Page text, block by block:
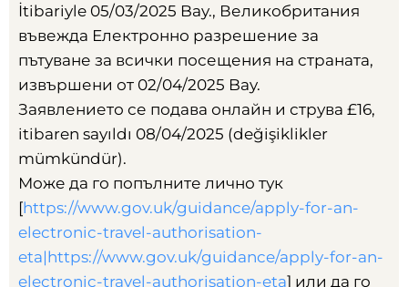
İtibariyle 05/03/2025 Bay., Великобритания
въвежда Електронно разрешение за
пътуване за всички посещения на страната,
извършени от 02/04/2025 Bay.
Заявлението се подава онлайн и струва £16,
itibaren sayıldı 08/04/2025 (değişiklikler
mümkündür).
Може да го попълните лично тук
[https://www.gov.uk/guidance/apply-for-an-
electronic-travel-authorisation-
eta|https://www.gov.uk/guidance/apply-for-an-
electronic-travel-authorisation-eta] или да го